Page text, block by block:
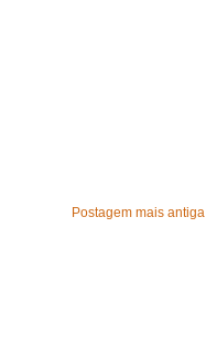
Postagem mais antiga